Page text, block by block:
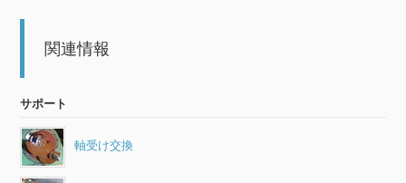
関連情報
サポート
軸受け交換